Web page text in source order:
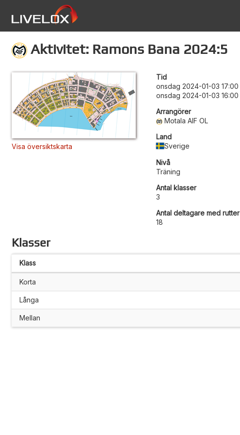
Aktivitet: Ramons Bana 2024:5
Visa översiktskarta
Tid
onsdag 2024-01-03 17:00
onsdag 2024-01-03 16:00
Arrangörer
Motala AIF OL
Land
Sverige
Nivå
Träning
Antal klasser
3
Antal deltagare med rutter
18
Klasser
Klass
Korta
Långa
Mellan